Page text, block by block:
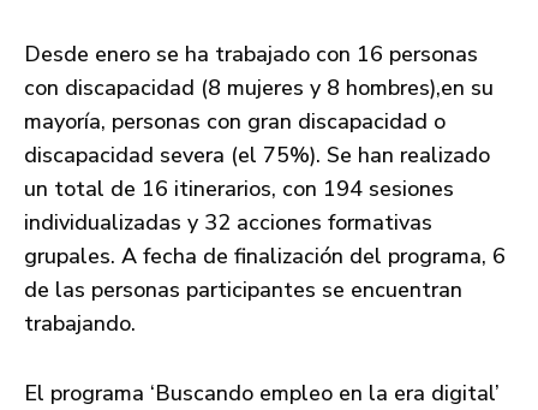
Desde enero se ha trabajado con 16 personas
con discapacidad (8 mujeres y 8 hombres),en su
mayoría, personas con gran discapacidad o
discapacidad severa (el 75%). Se han realizado
un total de 16 itinerarios, con 194 sesiones
individualizadas y 32 acciones formativas
grupales. A fecha de finalización del programa, 6
de las personas participantes se encuentran
trabajando.
El programa ‘Buscando empleo en la era digital’